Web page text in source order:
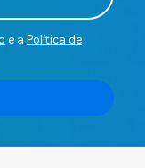
e a Política de